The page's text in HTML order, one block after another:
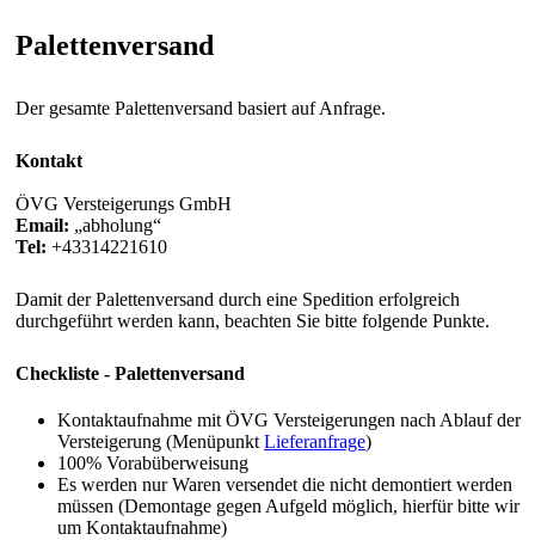
Palettenversand
Der gesamte Palettenversand basiert auf Anfrage.
Kontakt
ÖVG Versteigerungs GmbH
Email:
abholung
Tel: +43314221610
Damit der Palettenversand durch eine Spedition erfolgreich
durchgeführt werden kann, beachten Sie bitte folgende Punkte.
Checkliste - Palettenversand
Kontaktaufnahme mit ÖVG Versteigerungen nach Ablauf der
Versteigerung (Menüpunkt Lieferanfrage)
100% Vorabüberweisung
Es werden nur Waren versendet die nicht demontiert werden
müssen (Demontage gegen Aufgeld möglich, hierfür bitte wir
um Kontaktaufnahme)